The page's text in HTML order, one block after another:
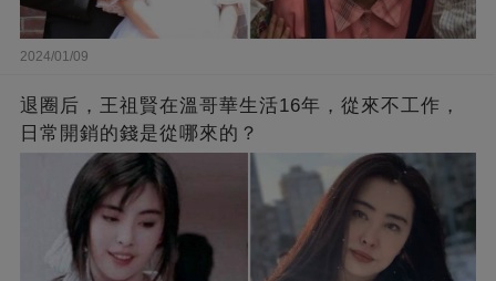
2024/01/09
退圈后，王祖賢在溫哥華生活16年，從來不工作，
日常開銷的錢是從哪來的？